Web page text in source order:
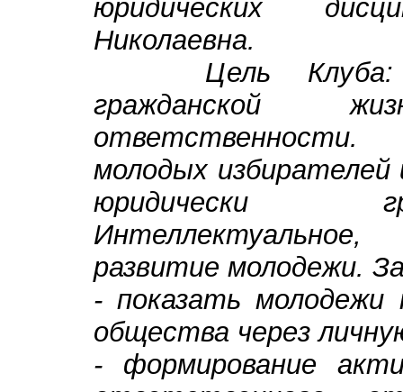
юридических
Николаевна.
Цель Клуба:
гражданской
молодых избирателей
юридически
развитие молодежи.
- показать молодежи
общества через
- формирование